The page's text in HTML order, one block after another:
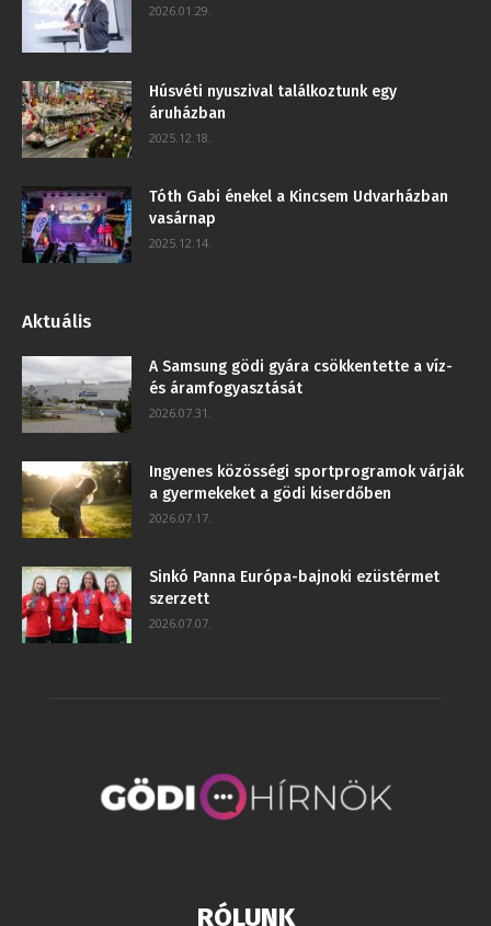
2026.01.29.
Húsvéti nyuszival találkoztunk egy
áruházban
2025.12.18.
Tóth Gabi énekel a Kincsem Udvarházban
vasárnap
2025.12.14.
Aktuális
A Samsung gödi gyára csökkentette a víz-
és áramfogyasztását
2026.07.31.
Ingyenes közösségi sportprogramok várják
a gyermekeket a gödi kiserdőben
2026.07.17.
Sinkó Panna Európa-bajnoki ezüstérmet
szerzett
2026.07.07.
RÓLUNK